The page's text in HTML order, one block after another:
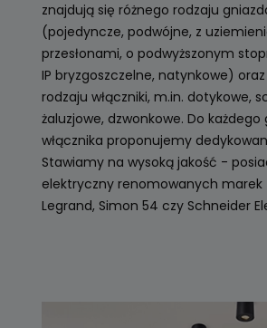
znajdują się różnego rodzaju
(pojedyncze, podwójne, z
przesłonami, o podwyższonym
IP bryzgoszczelne, natynkowe)
rodzaju włączniki, m.in. dotykowe,
żaluzjowe, dzwonkowe. Do każdego
włącznika proponujemy
Stawiamy na wysoką jakość -
elektryczny renomowanych marek
Legrand, Simon 54 czy Schneider